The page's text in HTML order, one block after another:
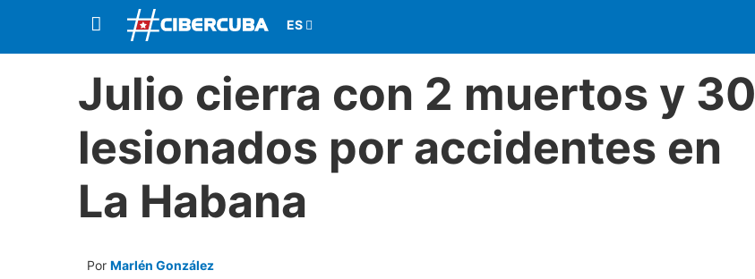
Julio cierra con 2 muertos y 30
lesionados por accidentes en
La Habana
Por Marlén González